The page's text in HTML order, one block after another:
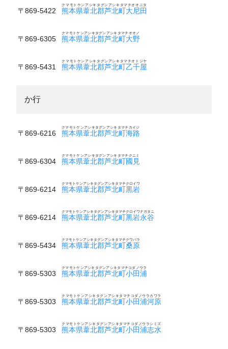
〒869-5422 熊本県葦北郡芦北町大尼田
クマモトケンアシキタグンアシキタマチオオニタ
〒869-6305 熊本県葦北郡芦北町大野
クマモトケンアシキタグンアシキタマチオオノ
〒869-5431 熊本県葦北郡芦北町乙千屋
クマモトケンアシキタグンアシキタマチオトジヤ
か行
〒869-6216 熊本県葦北郡芦北町海路
クマモトケンアシキタグンアシキタマチカイジ
〒869-6304 熊本県葦北郡芦北町國見
クマモトケンアシキタグンアシキタマチクニミ
〒869-6214 熊本県葦北郡芦北町黒岩
クマモトケンアシキタグンアシキタマチクロイワ
〒869-6214 熊本県葦北郡芦北町黒岩永谷
クマモトケンアシキタグンアシキタマチクロイワナガタニ
〒869-5434 熊本県葦北郡芦北町桑原
クマモトケンアシキタグンアシキタマチクワバラ
〒869-5303 熊本県葦北郡芦北町小田浦
クマモトケンアシキタグンアシキタマチコダノウラ
〒869-5303 熊本県葦北郡芦北町小田浦河原
クマモトケンアシキタグンアシキタマチコダノウラカワラ
〒869-5303 熊本県葦北郡芦北町小田浦志水
クマモトケンアシキタグンアシキタマチコダノウラシミズ